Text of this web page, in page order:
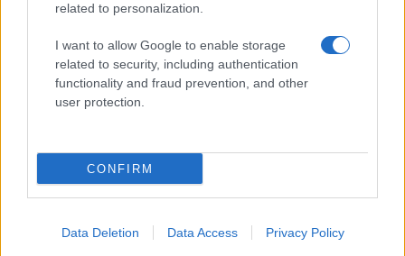
related to personalization.
I want to allow Google to enable storage
related to security, including authentication
functionality and fraud prevention, and other
user protection.
CONFIRM
Data Deletion Data Access Privacy Policy